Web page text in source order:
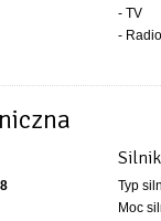
- TV
-
8
Silnik
Typ
Moc